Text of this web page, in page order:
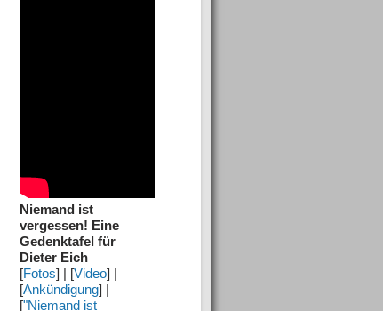
Niemand ist
vergessen! Eine
Gedenktafel für
Dieter Eich
[Fotos] | [Video] |
[Ankündigung] |
["Niemand ist